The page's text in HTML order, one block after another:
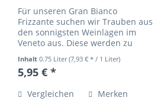
Für unseren Gran Bianco
Frizzante suchen wir Trauben aus
den sonnigsten Weinlagen im
Veneto aus. Diese werden zu
prickelnden Frizzante verarbeitet.
Jahrgangsabhängig können es
Pinot...
Inhalt0.75 Liter(7,93 € * / 1 Liter)
5,95 € *
Vergleichen Merken